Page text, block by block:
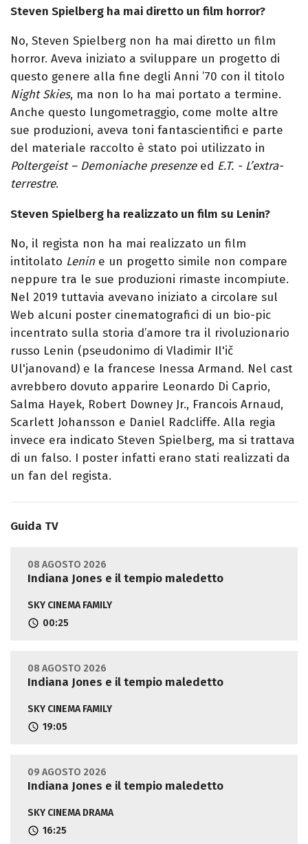
Steven Spielberg ha mai diretto un film horror?
No, Steven Spielberg non ha mai diretto un film
horror. Aveva iniziato a sviluppare un progetto di
questo genere alla fine degli Anni ’70 con il titolo
Night Skies, ma non lo ha mai portato a termine.
Anche questo lungometraggio, come molte altre
sue produzioni, aveva toni fantascientifici e parte
del materiale raccolto è stato poi utilizzato in
Poltergeist – Demoniache presenzeed E.T. - L’extra-
terrestre.
Steven Spielberg ha realizzato un film su Lenin?
No, il regista non ha mai realizzato un film
intitolato Lenine un progetto simile non compare
neppure tra le sue produzioni rimaste incompiute.
Nel 2019 tuttavia avevano iniziato a circolare sul
Web alcuni poster cinematografici di un bio-pic
incentrato sulla storia d’amore tra il rivoluzionario
russo Lenin (pseudonimo di Vladimir Il'ič
Ul'janovand) e la francese Inessa Armand. Nel cast
avrebbero dovuto apparire Leonardo Di Caprio,
Salma Hayek, Robert Downey Jr., Francois Arnaud,
Scarlett Johansson e Daniel Radcliffe. Alla regia
invece era indicato Steven Spielberg, ma si trattava
di un falso. I poster infatti erano stati realizzati da
un fan del regista.
Guida TV
08 AGOSTO 2026
Indiana Jones e il tempio maledetto
SKY CINEMA FAMILY
00:25
08 AGOSTO 2026
Indiana Jones e il tempio maledetto
SKY CINEMA FAMILY
19:05
09 AGOSTO 2026
Indiana Jones e il tempio maledetto
SKY CINEMA DRAMA
16:25